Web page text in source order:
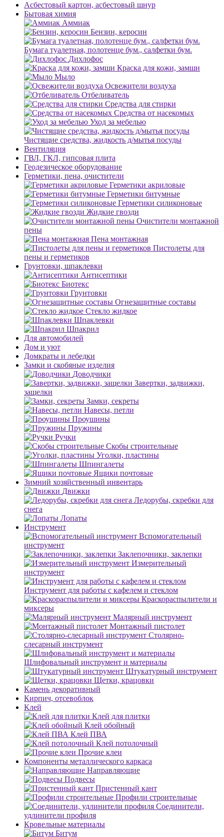
Асбестовый картон, асбестовый шнур
Бытовая химия
Аммиак
Бензин, керосин
Бумага туалетная, полотенце бум., салфетки бум.
Дихлофос
Краска для кожи, замши
Мыло
Освежители воздуха
Отбеливатель
Средства для стирки
Средства от насекомых
Уход за мебелью
Чистящие средства, жидкость д/мытья посуды
Вентиляция
ГВЛ, ГКЛ, гипсовая плита
Геодезическое оборудование
Герметики, пена, очистители
Герметики акриловые
Герметики битумные
Герметики силиконовые
Жидкие гвозди
Очистители монтажной
пены
Пена монтажная
Пистолеты для
пены и герметиков
Грунтовки, шпаклевки
Антисептики
Биотекс
Грунтовки
Огнезащитные составы
Стекло жидкое
Шпаклевки
Шпакрил
Для автомобилей
Дом и уют
Домкраты и лебедки
Замки и скобяные изделия
Доводчики
Завертки, задвижки,
защелки
Замки, секреты
Навесы, петли
Проушины
Пружины
Ручки
Скобы строительные
Уголки, пластины
Шпингалеты
Ящики почтовые
Зимний хозяйственный инвентарь
Движки
Ледорубы, скребки для
снега
Лопаты
Инструмент
Вспомогательный
инструмент
Заклепочники, заклепки
Измерительный
инструмент
Инструмент для работы с кафелем и стеклом
Краскораспылители и
миксеры
Малярный инструмент
Монтажный пистолет
Столярно-
слесарный инструмент
Шлифовальный инструмент и материалы
Штукатурный инструмент
Щетки, крацовки
Камень декоративный
Кирпич, отсевоблок
Клей
Клей для плитки
Клей обойный
Клей ПВА
Клей потолочный
Прочие клеи
Компоненты металлического каркаса
Направляющие
Подвесы
Пристенный кант
Профили строительные
Соединители,
удлинители профиля
Кровельные материалы
Битум